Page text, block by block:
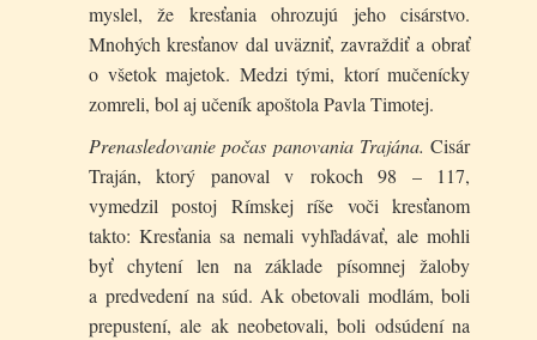
myslel, že kresťania ohrozujú jeho cisárstvo.
Mnohých kresťanov dal uväzniť, zavraždiť a obrať
o všetok majetok. Medzi tými, ktorí mučenícky
zomreli, bol aj učeník apoštola Pavla Timotej.
Prenasledovanie počas panovania Trajána. Cisár
Traján, ktorý panoval v rokoch 98 – 117,
vymedzil postoj Rímskej ríše voči kresťanom
takto: Kresťania sa nemali vyhľadávať, ale mohli
byť chytení len na základe písomnej žaloby
a predvedení na súd. Ak obetovali modlám, boli
prepustení, ale ak neobetovali, boli odsúdení na